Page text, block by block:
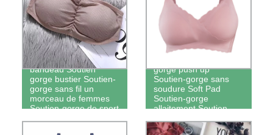
Le yoga Soutien-gorge
bandeau Soutien
gorge bustier Soutien-
gorge sans fil un
morceau de femmes
Soutien-gorge de sport
gorge push up
Soutien-gorge sans
soudure Soft Pad
Soutien-gorge
allaitement Soutien-